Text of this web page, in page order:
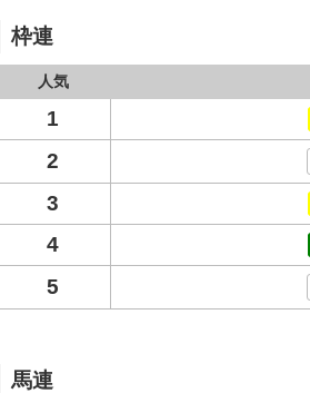
枠連
人気
1
2
3
4
5
馬連